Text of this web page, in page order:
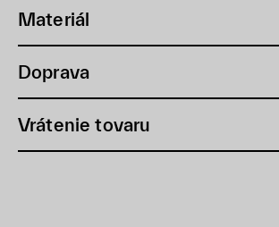
Materiál
Doprava
Vrátenie tovaru